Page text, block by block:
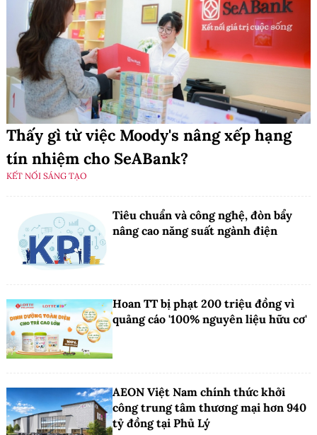
Thấy gì từ việc Moody's nâng xếp hạng
tín nhiệm cho SeABank?
KẾT NỐI SÁNG TẠO
Tiêu chuẩn và công nghệ, đòn bẩy
nâng cao năng suất ngành điện
Hoan TT bị phạt 200 triệu đồng vì
quảng cáo '100% nguyên liệu hữu cơ'
AEON Việt Nam chính thức khởi
công trung tâm thương mại hơn 940
tỷ đồng tại Phủ Lý